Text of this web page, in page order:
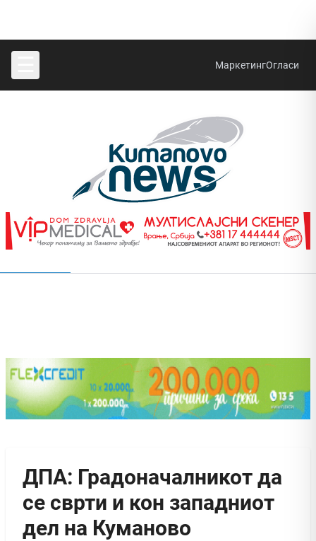
МаркетингОгласи
ДПА: Градоначалникот да
се сврти и кон западниот
дел на Куманово